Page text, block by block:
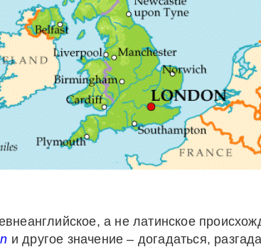
а не латинское
и другое значение – догадаться,